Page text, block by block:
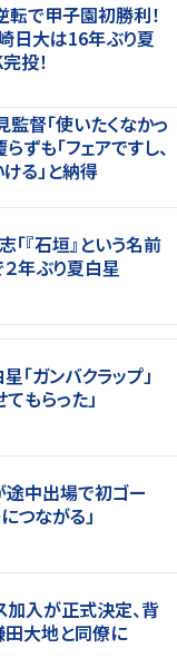
転で甲子園初勝利！
日大は16年ぶり夏
投！
督「使いたくなかっ
も「フェアですし、
る」と納得
「『石垣』という名前
年ぶり夏白星
「ガンバクラップ」
もらった」
途中出場で初ゴー
つながる」
加入が正式決定、背
田大地と同僚に